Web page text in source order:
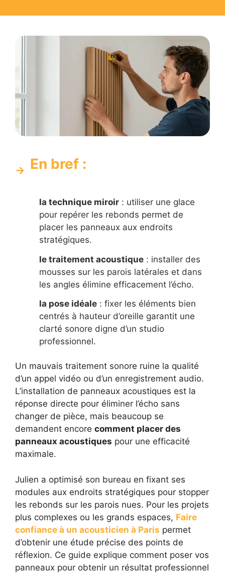
En bref :
la technique miroir : utiliser une glace
pour repérer les rebonds permet de
placer les panneaux aux endroits
stratégiques.
le traitement acoustique : installer des
mousses sur les parois latérales et dans
les angles élimine efficacement l’écho.
la pose idéale : fixer les éléments bien
centrés à hauteur d’oreille garantit une
clarté sonore digne d’un studio
professionnel.
Un mauvais traitement sonore ruine la qualité
d’un appel vidéo ou d’un enregistrement audio.
L’installation de panneaux acoustiques est la
réponse directe pour éliminer l’écho sans
changer de pièce, mais beaucoup se
demandent encore comment placer des
panneaux acoustiques pour une efficacité
maximale.
Julien a optimisé son bureau en fixant ses
modules aux endroits stratégiques pour stopper
les rebonds sur les parois nues. Pour les projets
plus complexes ou les grands espaces, Faire
confiance à un acousticien à Paris permet
d’obtenir une étude précise des points de
réflexion. Ce guide explique comment poser vos
panneaux pour obtenir un résultat professionnel